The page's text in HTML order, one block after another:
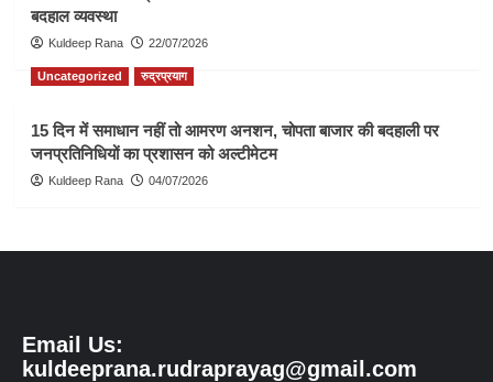
बदहाल व्यवस्था
Kuldeep Rana 22/07/2026
Uncategorized रुद्रप्रयाग
15 दिन में समाधान नहीं तो आमरण अनशन, चोपता बाजार की बदहाली पर
जनप्रतिनिधियों का प्रशासन को अल्टीमेटम
Kuldeep Rana 04/07/2026
Email Us:
kuldeeprana.rudraprayag@gmail.com